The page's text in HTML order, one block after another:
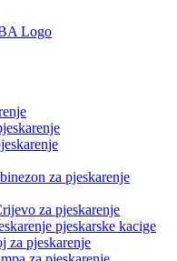
za pjeskarenje
za pjeskarenje
pjeskarske kacige
za pjeskarenje